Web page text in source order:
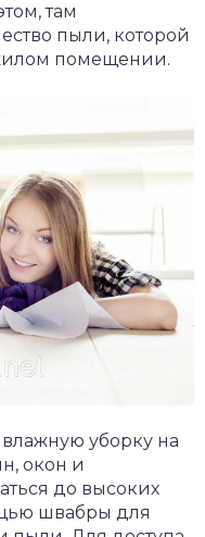
там
пыли, которой
помещении.
уборку на
окон и
до высоких
швабры для